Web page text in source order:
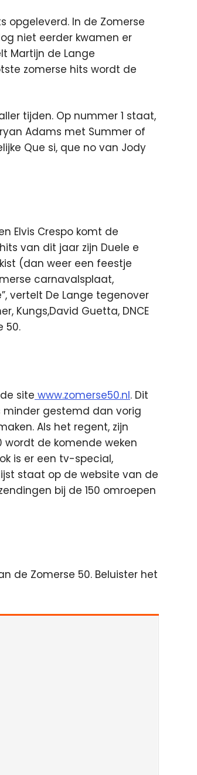
opgeleverd. In de Zomerse
niet eerder kwamen er
Martijn de Lange
zomerse hits wordt de
tijden. Op nummer 1 staat,
Adams met Summer of
Que si, que no van Jody
Elvis Crespo komt de
van dit jaar zijn Duele e
(dan weer een feestje
carnavalsplaat,
vertelt De Lange tegenover
Kungs,David Guetta, DNCE
50.
site www.zomerse50.nl. Dit
minder gestemd dan vorig
Als het regent, zijn
wordt de komende weken
is er een tv-special,
staat op de website van de
bij de 150 omroepen
de Zomerse 50. Beluister het